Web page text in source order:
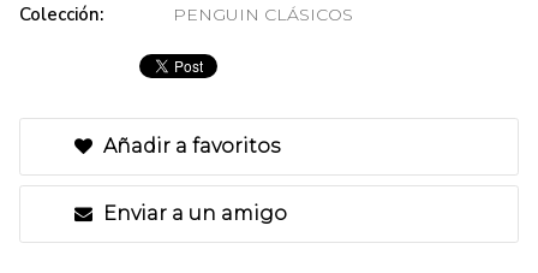
Colección: PENGUIN CLÁSICOS
Añadir a favoritos
Enviar a un amigo